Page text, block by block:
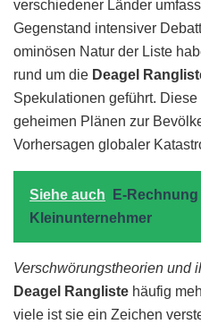
verschiedener Länder
Gegenstand intensiver
ominösen Natur der Liste
rund um die Deagel
Spekulationen geführt.
geheimen Plänen zur
Vorhersagen globaler
Siehe auch
E-
Kleinunternehmer
Verschwörungstheorien und
Deagel Rangliste häufig
viele ist sie ein Zeichen